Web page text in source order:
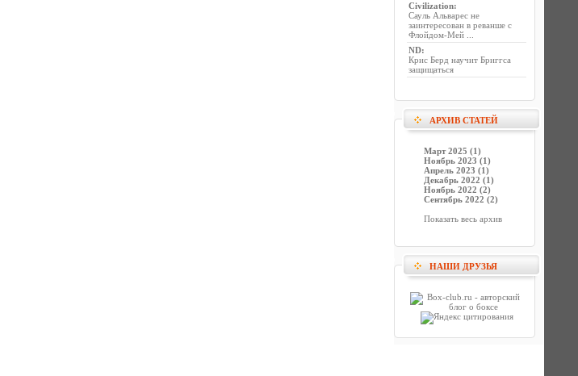
Civilization:
Сауль Альварес не
заинтересован в реванше с
Флойдом-Мей ...
ND:
Крис Берд научит Бриггса
защищаться
АРХИВ СТАТЕЙ
Март 2025 (1)
Ноябрь 2023 (1)
Апрель 2023 (1)
Декабрь 2022 (1)
Ноябрь 2022 (2)
Сентябрь 2022 (2)
Показать весь архив
НАШИ ДРУЗЬЯ